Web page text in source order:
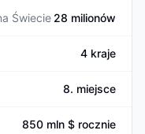
Świecie 28 milionów
4 kraje
8. miejsce
850 mln $ rocznie